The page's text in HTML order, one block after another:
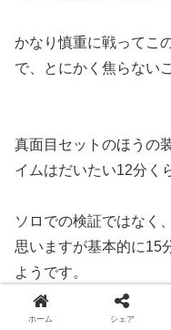
かなり慎重に戦ってこ
で、とにかく焦らない
真面目セットのほうの
イムはだいたい12分く
ソロでの検証ではなく
思いますが基本的に15
ようです。
ホーム シェア